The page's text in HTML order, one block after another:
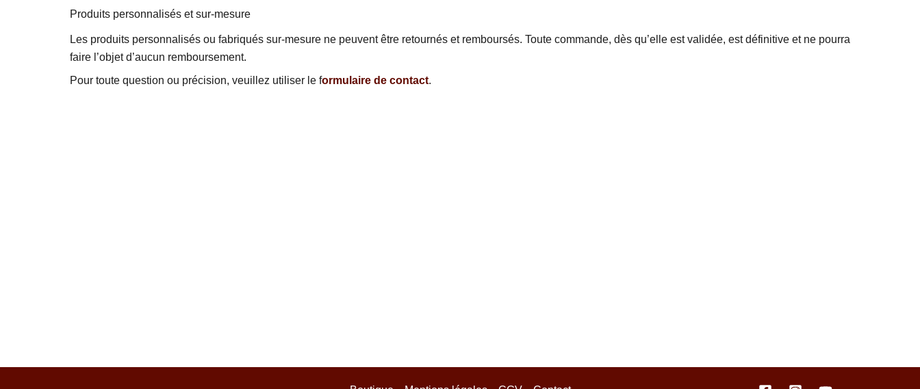
Produits personnalisés et sur-mesure
Les produits personnalisés ou fabriqués sur-mesure ne peuvent être retournés et remboursés. Toute commande, dès qu’elle est validée, est définitive et ne pourra
faire l’objet d’aucun remboursement.
Pour toute question ou précision, veuillez utiliser le formulaire de contact.